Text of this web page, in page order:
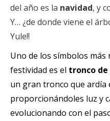
del año es la navidad, y
Y… ¿de donde viene el
Yule!!
Uno de los símbolos
festividad es el tronco de
un gran tronco que ardía
proporcionándoles luz y
evolucionando con el